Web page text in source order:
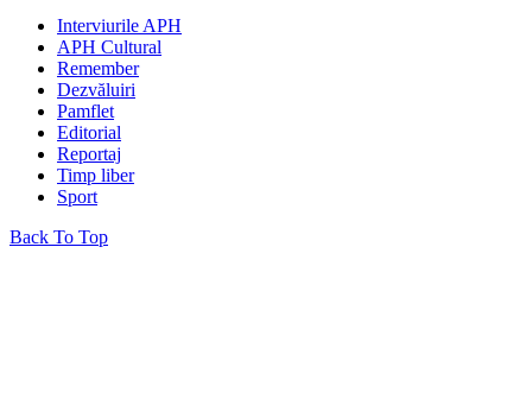
Interviurile APH
APH Cultural
Remember
Dezvăluiri
Pamflet
Editorial
Reportaj
Timp liber
Sport
Back To Top